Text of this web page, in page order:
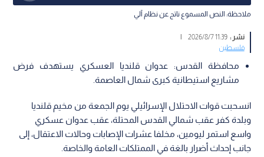
ملاحظة: النص المسموع ناتج عن نظام آلي
نشر :11:39 2026/8/7
|
فلسطين
محافظة القدس: عدوان قلنديا العسكري يستهدف فرض
مشاريع استيطانية كبرى شمال العاصمة.
انسحبت قوات الاحتلال الإسرائيلي يوم الجمعة من مخيم قلنديا
وبلدة كفر عقب شمالي القدس المحتلة، عقب عدوان عسكري
واسع استمر ليومين، مخلفا عشرات الإصابات وحالات الاعتقال، إلى
جانب إحداث أضرار بالغة في الممتلكات العامة والخاصة.